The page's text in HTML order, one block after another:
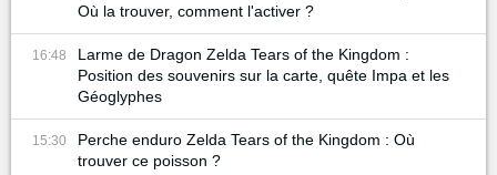
Où la trouver, comment l'activer ?
16:48
Larme de Dragon Zelda Tears of the Kingdom :
Position des souvenirs sur la carte, quête Impa et les
Géoglyphes
15:30
Perche enduro Zelda Tears of the Kingdom : Où
trouver ce poisson ?